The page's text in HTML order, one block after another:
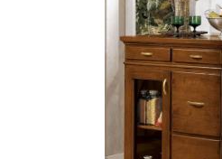
hvězdiček.